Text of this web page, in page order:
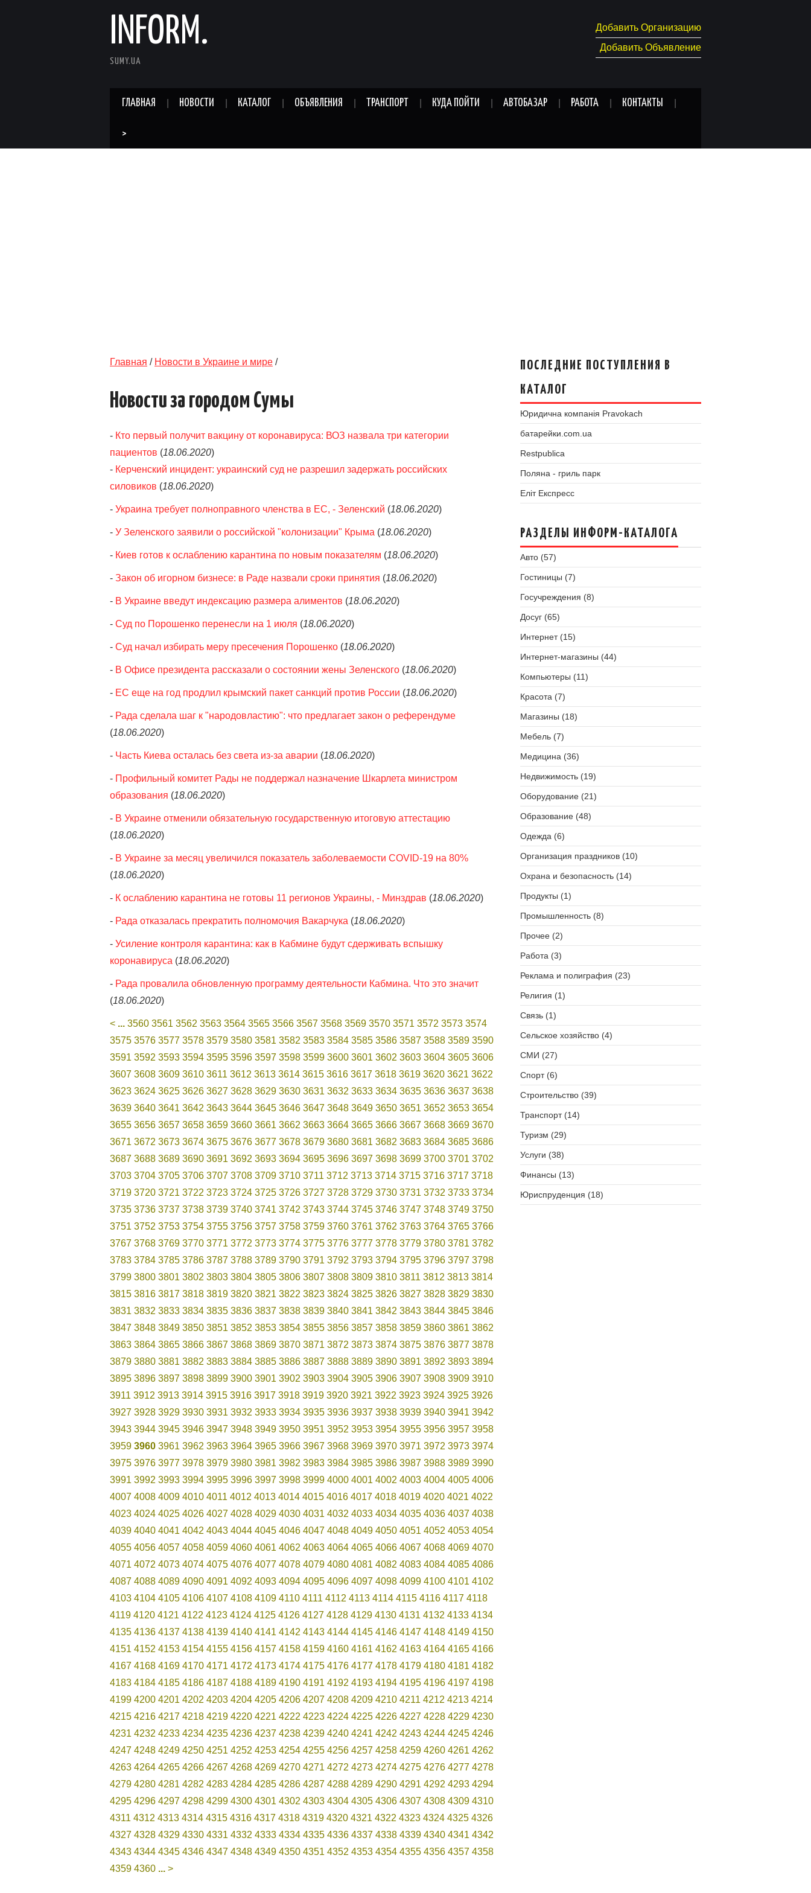
INFORM.
SUMY.UA
Добавить Организацию
Добавить Объявление
ГЛАВНАЯ НОВОСТИ КАТАЛОГ ОБЪЯВЛЕНИЯ ТРАНСПОРТ КУДА ПОЙТИ АВТОБАЗАР РАБОТА КОНТАКТЫ
>
Главная / Новости в Украине и мире /
Новости за городом Сумы
- Кто первый получит вакцину от коронавируса: ВОЗ назвала три категории
пациентов (18.06.2020)
- Керченский инцидент: украинский суд не разрешил задержать российских
силовиков (18.06.2020)
- Украина требует полноправного членства в ЕС, - Зеленский (18.06.2020)
- У Зеленского заявили о российской "колонизации" Крыма (18.06.2020)
- Киев готов к ослаблению карантина по новым показателям (18.06.2020)
- Закон об игорном бизнесе: в Раде назвали сроки принятия (18.06.2020)
- В Украине введут индексацию размера алиментов (18.06.2020)
- Суд по Порошенко перенесли на 1 июля (18.06.2020)
- Суд начал избирать меру пресечения Порошенко (18.06.2020)
- В Офисе президента рассказали о состоянии жены Зеленского (18.06.2020)
- ЕС еще на год продлил крымский пакет санкций против России (18.06.2020)
- Рада сделала шаг к "народовластию": что предлагает закон о референдуме
(18.06.2020)
- Часть Киева осталась без света из-за аварии (18.06.2020)
- Профильный комитет Рады не поддержал назначение Шкарлета министром
образования (18.06.2020)
- В Украине отменили обязательную государственную итоговую аттестацию
(18.06.2020)
- В Украине за месяц увеличился показатель заболеваемости COVID-19 на 80%
(18.06.2020)
- К ослаблению карантина не готовы 11 регионов Украины, - Минздрав (18.06.2020)
- Рада отказалась прекратить полномочия Вакарчука (18.06.2020)
- Усиление контроля карантина: как в Кабмине будут сдерживать вспышку
коронавируса (18.06.2020)
- Рада провалила обновленную программу деятельности Кабмина. Что это значит
(18.06.2020)
< ... 3560 3561 3562 3563 3564 3565 3566 3567 3568 3569 3570 3571 3572 3573 3574
3575 3576 3577 3578 3579 3580 3581 3582 3583 3584 3585 3586 3587 3588 3589 3590
3591 3592 3593 3594 3595 3596 3597 3598 3599 3600 3601 3602 3603 3604 3605 3606
3607 3608 3609 3610 3611 3612 3613 3614 3615 3616 3617 3618 3619 3620 3621 3622
3623 3624 3625 3626 3627 3628 3629 3630 3631 3632 3633 3634 3635 3636 3637 3638
3639 3640 3641 3642 3643 3644 3645 3646 3647 3648 3649 3650 3651 3652 3653 3654
3655 3656 3657 3658 3659 3660 3661 3662 3663 3664 3665 3666 3667 3668 3669 3670
3671 3672 3673 3674 3675 3676 3677 3678 3679 3680 3681 3682 3683 3684 3685 3686
3687 3688 3689 3690 3691 3692 3693 3694 3695 3696 3697 3698 3699 3700 3701 3702
3703 3704 3705 3706 3707 3708 3709 3710 3711 3712 3713 3714 3715 3716 3717 3718
3719 3720 3721 3722 3723 3724 3725 3726 3727 3728 3729 3730 3731 3732 3733 3734
3735 3736 3737 3738 3739 3740 3741 3742 3743 3744 3745 3746 3747 3748 3749 3750
3751 3752 3753 3754 3755 3756 3757 3758 3759 3760 3761 3762 3763 3764 3765 3766
3767 3768 3769 3770 3771 3772 3773 3774 3775 3776 3777 3778 3779 3780 3781 3782
3783 3784 3785 3786 3787 3788 3789 3790 3791 3792 3793 3794 3795 3796 3797 3798
3799 3800 3801 3802 3803 3804 3805 3806 3807 3808 3809 3810 3811 3812 3813 3814
3815 3816 3817 3818 3819 3820 3821 3822 3823 3824 3825 3826 3827 3828 3829 3830
3831 3832 3833 3834 3835 3836 3837 3838 3839 3840 3841 3842 3843 3844 3845 3846
3847 3848 3849 3850 3851 3852 3853 3854 3855 3856 3857 3858 3859 3860 3861 3862
3863 3864 3865 3866 3867 3868 3869 3870 3871 3872 3873 3874 3875 3876 3877 3878
3879 3880 3881 3882 3883 3884 3885 3886 3887 3888 3889 3890 3891 3892 3893 3894
3895 3896 3897 3898 3899 3900 3901 3902 3903 3904 3905 3906 3907 3908 3909 3910
3911 3912 3913 3914 3915 3916 3917 3918 3919 3920 3921 3922 3923 3924 3925 3926
3927 3928 3929 3930 3931 3932 3933 3934 3935 3936 3937 3938 3939 3940 3941 3942
3943 3944 3945 3946 3947 3948 3949 3950 3951 3952 3953 3954 3955 3956 3957 3958
3959 3960 3961 3962 3963 3964 3965 3966 3967 3968 3969 3970 3971 3972 3973 3974
3975 3976 3977 3978 3979 3980 3981 3982 3983 3984 3985 3986 3987 3988 3989 3990
3991 3992 3993 3994 3995 3996 3997 3998 3999 4000 4001 4002 4003 4004 4005 4006
4007 4008 4009 4010 4011 4012 4013 4014 4015 4016 4017 4018 4019 4020 4021 4022
4023 4024 4025 4026 4027 4028 4029 4030 4031 4032 4033 4034 4035 4036 4037 4038
4039 4040 4041 4042 4043 4044 4045 4046 4047 4048 4049 4050 4051 4052 4053 4054
4055 4056 4057 4058 4059 4060 4061 4062 4063 4064 4065 4066 4067 4068 4069 4070
4071 4072 4073 4074 4075 4076 4077 4078 4079 4080 4081 4082 4083 4084 4085 4086
4087 4088 4089 4090 4091 4092 4093 4094 4095 4096 4097 4098 4099 4100 4101 4102
4103 4104 4105 4106 4107 4108 4109 4110 4111 4112 4113 4114 4115 4116 4117 4118
4119 4120 4121 4122 4123 4124 4125 4126 4127 4128 4129 4130 4131 4132 4133 4134
4135 4136 4137 4138 4139 4140 4141 4142 4143 4144 4145 4146 4147 4148 4149 4150
4151 4152 4153 4154 4155 4156 4157 4158 4159 4160 4161 4162 4163 4164 4165 4166
4167 4168 4169 4170 4171 4172 4173 4174 4175 4176 4177 4178 4179 4180 4181 4182
4183 4184 4185 4186 4187 4188 4189 4190 4191 4192 4193 4194 4195 4196 4197 4198
4199 4200 4201 4202 4203 4204 4205 4206 4207 4208 4209 4210 4211 4212 4213 4214
4215 4216 4217 4218 4219 4220 4221 4222 4223 4224 4225 4226 4227 4228 4229 4230
4231 4232 4233 4234 4235 4236 4237 4238 4239 4240 4241 4242 4243 4244 4245 4246
4247 4248 4249 4250 4251 4252 4253 4254 4255 4256 4257 4258 4259 4260 4261 4262
4263 4264 4265 4266 4267 4268 4269 4270 4271 4272 4273 4274 4275 4276 4277 4278
4279 4280 4281 4282 4283 4284 4285 4286 4287 4288 4289 4290 4291 4292 4293 4294
4295 4296 4297 4298 4299 4300 4301 4302 4303 4304 4305 4306 4307 4308 4309 4310
4311 4312 4313 4314 4315 4316 4317 4318 4319 4320 4321 4322 4323 4324 4325 4326
4327 4328 4329 4330 4331 4332 4333 4334 4335 4336 4337 4338 4339 4340 4341 4342
4343 4344 4345 4346 4347 4348 4349 4350 4351 4352 4353 4354 4355 4356 4357 4358
4359 4360 ... >
ПОСЛЕДНИЕ ПОСТУПЛЕНИЯ В
КАТАЛОГ
Юридична компанія Pravokach
батарейки.com.ua
Restpublica
Поляна - гриль парк
Еліт Експресс
РАЗДЕЛЫ ИНФОРМ-КАТАЛОГА
Авто (57)
Гостиницы (7)
Госучреждения (8)
Досуг (65)
Интернет (15)
Интернет-магазины (44)
Компьютеры (11)
Красота (7)
Магазины (18)
Мебель (7)
Медицина (36)
Недвижимость (19)
Оборудование (21)
Образование (48)
Одежда (6)
Организация праздников (10)
Охрана и безопасность (14)
Продукты (1)
Промышленность (8)
Прочее (2)
Работа (3)
Реклама и полиграфия (23)
Религия (1)
Связь (1)
Сельское хозяйство (4)
СМИ (27)
Спорт (6)
Строительство (39)
Транспорт (14)
Туризм (29)
Услуги (38)
Финансы (13)
Юриспруденция (18)